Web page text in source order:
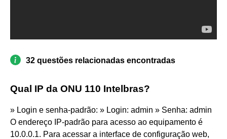
32 questões relacionadas encontradas
Qual IP da ONU 110 Intelbras?
» Login e senha-padrão: » Login: admin » Senha: admin
O endereço IP-padrão para acesso ao equipamento é
10.0.0.1. Para acessar a interface de configuração web,